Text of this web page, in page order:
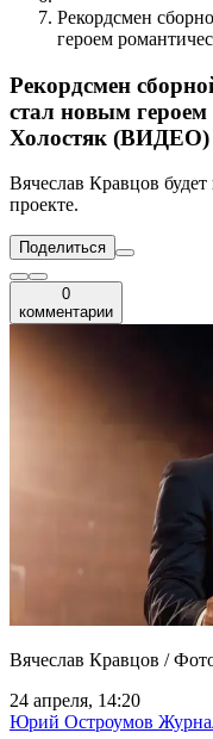
Рекордсмен
героем
Рекордсмен
стал новым
Холостяк (ВИДЕО)
Вячеслав Кравцов
проекте.
Поделиться
0
комментарии
Вячеслав Кравцов /
24 апреля, 14:20
Юрий Остроумов